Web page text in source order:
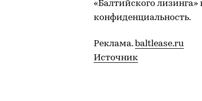
«Балтийского
конфиденциальность.
Реклама. baltlease.ru
Источник